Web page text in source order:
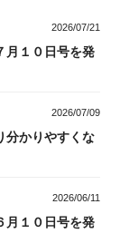
2026/07/21
月１０日号を発
2026/07/09
分かりやすくな
2026/06/11
月１０日号を発